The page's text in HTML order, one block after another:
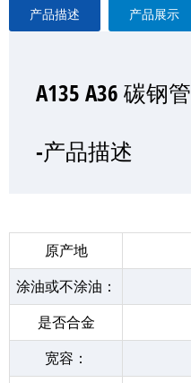
产品描述 产品展示
A135 A36 碳钢管
-产品描述
原产地
涂油或不涂油：
是否合金
宽容：
A135 A36 碳钢管
—产品展示
A135 A36 碳钢管
-厂房
A135 A36 碳钢管
-产品包装